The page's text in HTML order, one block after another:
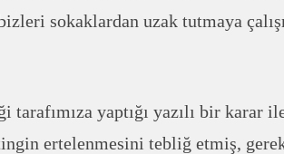
sokaklardan uzak tutmaya
tarafımıza yaptığı yazılı bir karar
ertelenmesini tebliğ etmiş,